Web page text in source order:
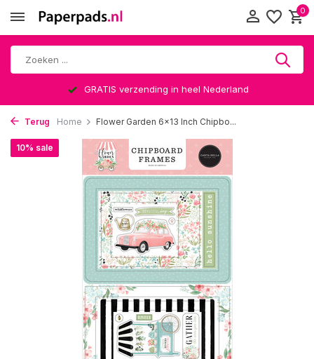
0
GRATIS verzending in heel Nederland
Terug Home Flower Garden 6x13 Inch Chipbo...
10% sale